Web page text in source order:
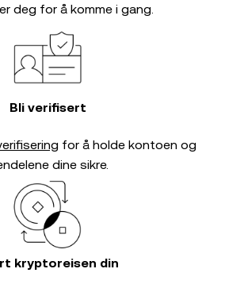
deg for å komme i gang.
Bli verifisert
for å holde kontoen og
dine sikre.
kryptoreisen din